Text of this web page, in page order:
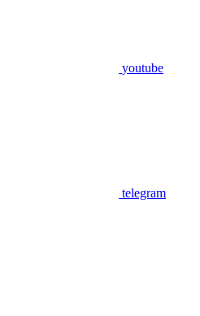
youtube
telegram